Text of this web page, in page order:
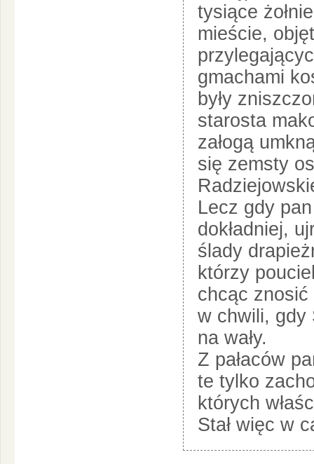
tysiące
mieście,
gmachami
były
starosta
załogą
się zemsty
Lecz gdy
dokładniej,
ślady
którzy
chcąc
w chwili, gdy
na wały.
Z pałaców
te tylko
których
Stał więc w